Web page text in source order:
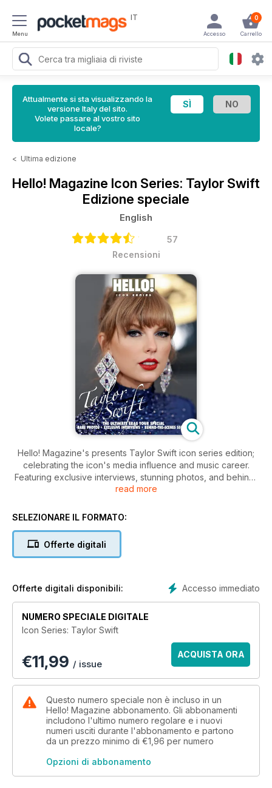
Menu
IT 0
Carrello
Accesso
Attualmente si sta visualizzando la
versione Italy del sito.
Volete passare al vostro sito
locale?
< Ultima edizione
Hello! Magazine Icon Series: Taylor Swift
Edizione speciale
English
57
Recensioni
Hello! Magazine's presents Taylor Swift icon series edition;
celebrating the icon's media influence and music career.
Featuring exclusive interviews, stunning photos, and behind-
the-scenes secrets. Get the ultimate insider access to your
read more
SELEZIONARE IL FORMATO:
Offerte digitali
Accesso immediato
Offerte digitali disponibili:
NUMERO SPECIALE DIGITALE
Icon Series: Taylor Swift
€11,99 / issue
ACQUISTA ORA
Questo numero speciale non è incluso in un
Hello! Magazine abbonamento. Gli abbonamenti
includono l'ultimo numero regolare e i nuovi
numeri usciti durante l'abbonamento e partono
da un prezzo minimo di €1,96 per numero
Opzioni di abbonamento